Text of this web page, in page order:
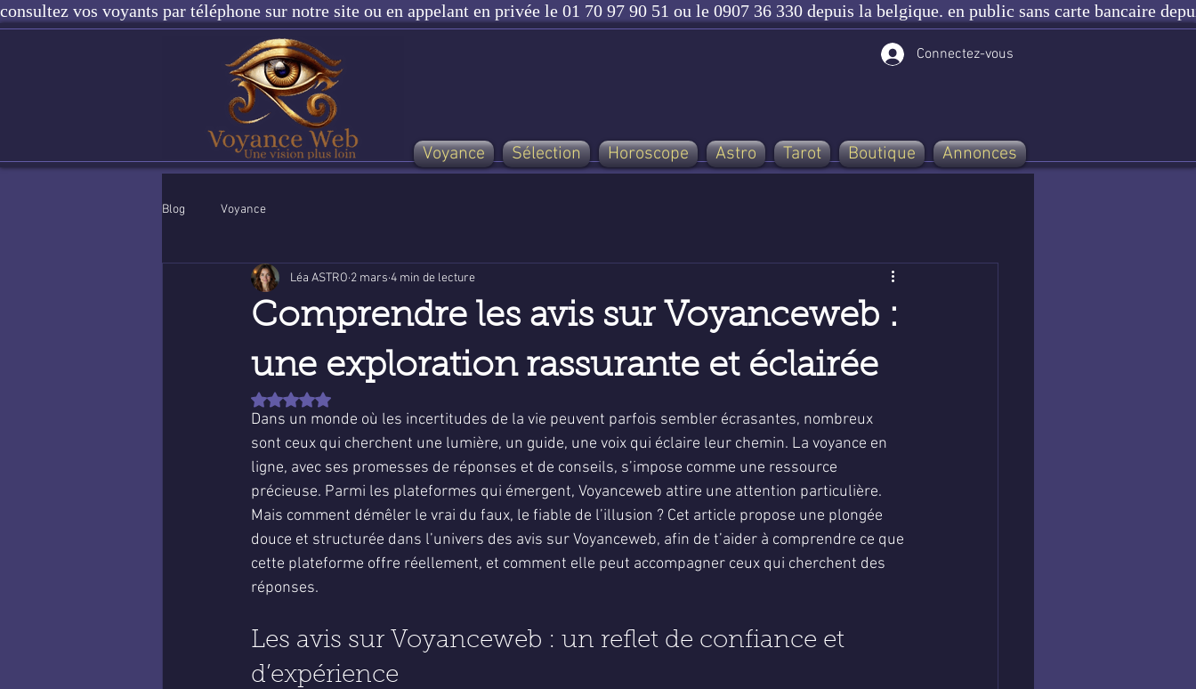
consultez vos voyants par téléphone sur notre site ou en appelant en privée le 01 70 97 90 51 ou le 0907 36 330 depuis la belgique. en public sans carte bancaire
Connectez-vous
Voyance Sélection Horoscope Astro Tarot Boutique Annonces
Blog Voyance
Comprendre les avis sur Voyanceweb :
une exploration rassurante et éclairée
Léa ASTRO 2 mars 4 min de lecture
Noté NaN étoiles sur 5.
Dans un monde où les incertitudes de la vie peuvent parfois sembler écrasantes, nombreux
sont ceux qui cherchent une lumière, un guide, une voix qui éclaire leur chemin. La voyance en
ligne, avec ses promesses de réponses et de conseils, s’impose comme une ressource
précieuse. Parmi les plateformes qui émergent, Voyanceweb attire une attention particulière.
Mais comment démêler le vrai du faux, le fiable de l’illusion ? Cet article propose une plongée
douce et structurée dans l’univers des avis sur Voyanceweb, afin de t’aider à comprendre ce que
cette plateforme offre réellement, et comment elle peut accompagner ceux qui cherchent des
réponses.
Les avis sur Voyanceweb : un reflet de confiance et
d’expérience